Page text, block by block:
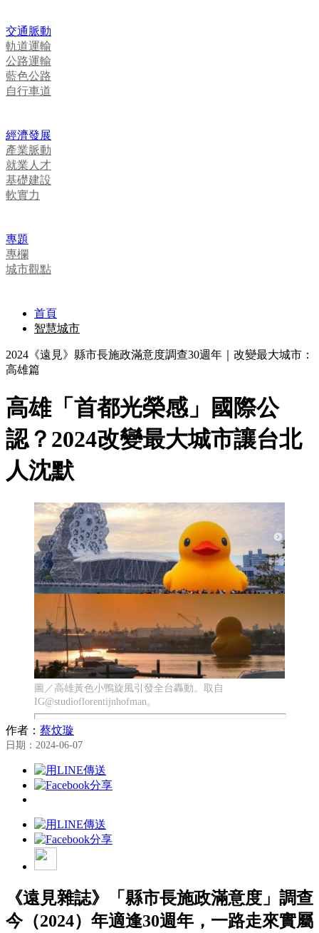
交通脈動
軌道運輸
公路運輸
藍色公路
自行車道
經濟發展
產業脈動
就業人才
基礎建設
軟實力
專題
專欄
城市觀點
首頁
智慧城市
2024《遠見》縣市長施政滿意度調查30週年｜改變最大城市：
高雄篇
高雄「首都光榮感」國際公
認？2024改變最大城市讓台北
人沈默
圖／高雄黃色小鴨旋風引發全台轟動。取自
IG@studioflorentijnhofman。
作者： 蔡炆璇
日期：2024-06-07
《遠見雜誌》「縣市長施政滿意度」調查
今（2024）年適逢30週年，一路走來實屬